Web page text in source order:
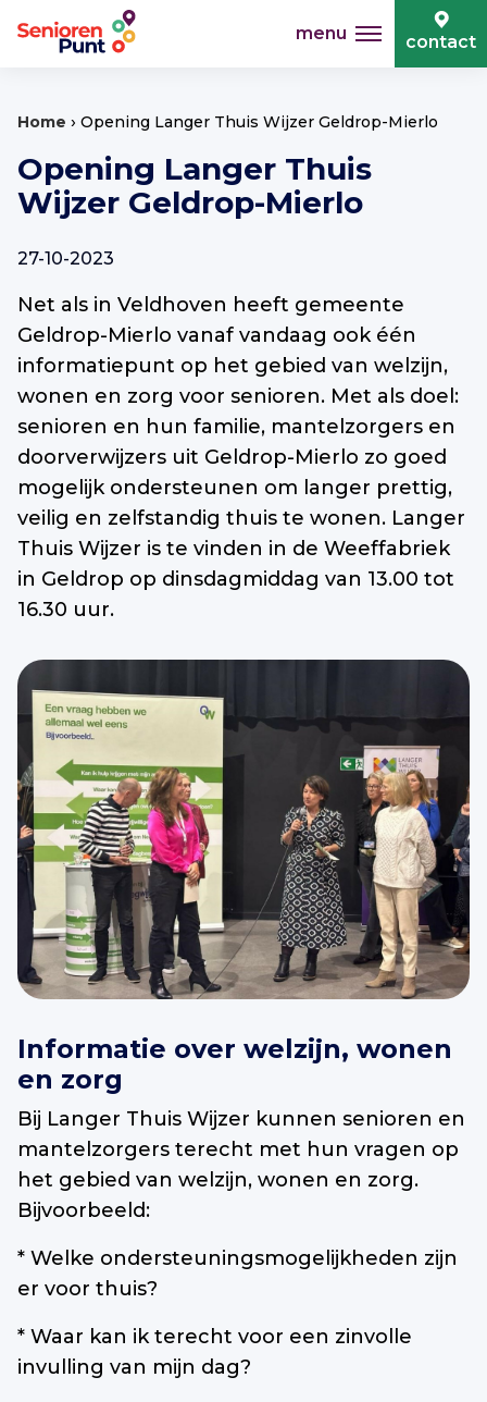
menu contact
Home › Opening Langer Thuis Wijzer Geldrop-Mierlo
Opening Langer Thuis
Wijzer Geldrop-Mierlo
27-10-2023
Net als in Veldhoven heeft gemeente
Geldrop-Mierlo vanaf vandaag ook één
informatiepunt op het gebied van welzijn,
wonen en zorg voor senioren. Met als doel:
senioren en hun familie, mantelzorgers en
doorverwijzers uit Geldrop-Mierlo zo goed
mogelijk ondersteunen om langer prettig,
veilig en zelfstandig thuis te wonen. Langer
Thuis Wijzer is te vinden in de Weeffabriek
in Geldrop op dinsdagmiddag van 13.00 tot
16.30 uur.
Informatie over welzijn, wonen
en zorg
Bij Langer Thuis Wijzer kunnen senioren en
mantelzorgers terecht met hun vragen op
het gebied van welzijn, wonen en zorg.
Bijvoorbeeld:
* Welke ondersteuningsmogelijkheden zijn
er voor thuis?
* Waar kan ik terecht voor een zinvolle
invulling van mijn dag?